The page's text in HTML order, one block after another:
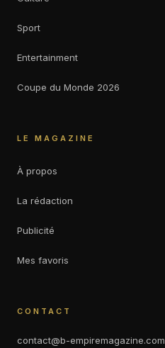
Sport
Entertainment
Coupe du Monde 2026
LE MAGAZINE
À propos
La rédaction
Publicité
Mes favoris
CONTACT
contact@b-empiremagazine.com